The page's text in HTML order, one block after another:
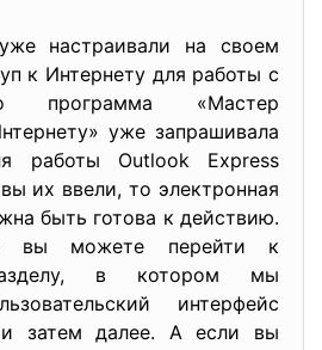
настраивали на своем
к Интернету для работы с
программа «Мастер
уже запрашивала
работы Outlook Express
их ввели, то электронная
быть готова к действию.
вы можете перейти к
в котором мы
интерфейс
затем далее. А если вы